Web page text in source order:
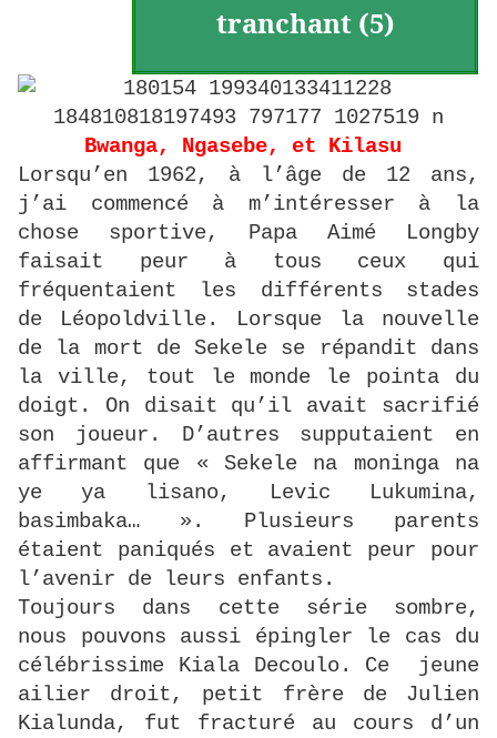
tranchant (5)
Bwanga, Ngasebe, et Kilasu
Lorsqu’en 1962, à l’âge de 12 ans,
j’ai commencé à m’intéresser à la
chose sportive, Papa Aimé Longby
faisait peur à tous ceux qui
fréquentaient les différents stades
de Léopoldville. Lorsque la nouvelle
de la mort de Sekele se répandit dans
la ville, tout le monde le pointa du
doigt. On disait qu’il avait sacrifié
son joueur. D’autres supputaient en
affirmant que « Sekele na moninga na
ye ya lisano, Levic Lukumina,
basimbaka… ». Plusieurs parents
étaient paniqués et avaient peur pour
l’avenir de leurs enfants.
Toujours dans cette série sombre,
nous pouvons aussi épingler le cas du
célébrissime Kiala Decoulo. Ce jeune
ailier droit, petit frère de Julien
Kialunda, fut fracturé au cours d’un